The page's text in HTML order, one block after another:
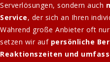
Serverlösungen, sondern auch
Service, der sich an Ihren
Während große Anbieter oft
setzen wir auf persönliche
Reaktionszeiten und